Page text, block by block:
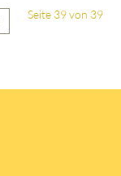
Seite 39 von 39